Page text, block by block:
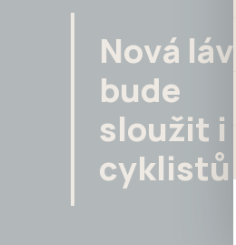
Nová
bude
sloužit i